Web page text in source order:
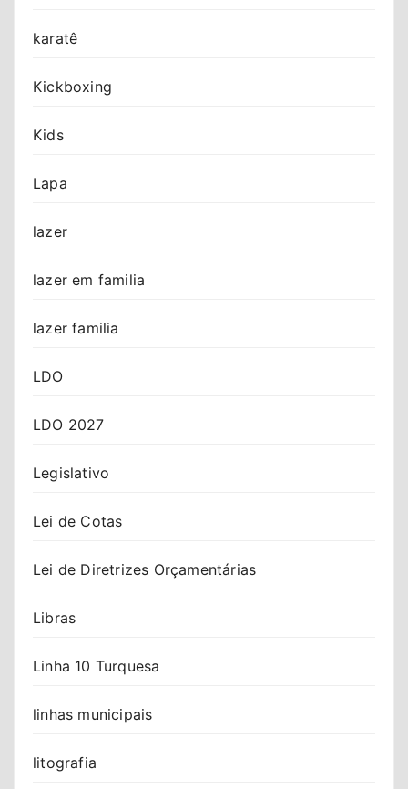
karatê
Kickboxing
Kids
Lapa
lazer
lazer em familia
lazer familia
LDO
LDO 2027
Legislativo
Lei de Cotas
Lei de Diretrizes Orçamentárias
Libras
Linha 10 Turquesa
linhas municipais
litografia